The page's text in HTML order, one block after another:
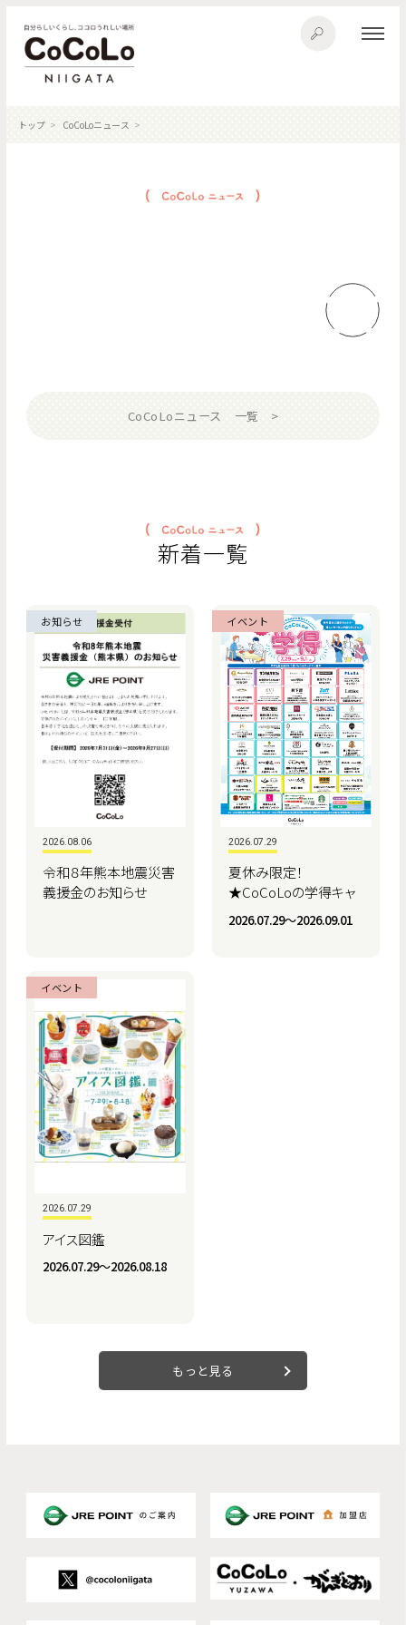
トップ CoCoLoニュース
CoCoLoニュース 一覧
新着一覧
お知らせ
2026.08.06
令和８年熊本地震災害
義援金のお知らせ
イベント
2026.07.29
夏休み限定！
★CoCoLoの学得キャ
ンペーン★
2026.07.29〜2026.09.01
イベント
2026.07.29
アイス図鑑
2026.07.29〜2026.08.18
もっと見る